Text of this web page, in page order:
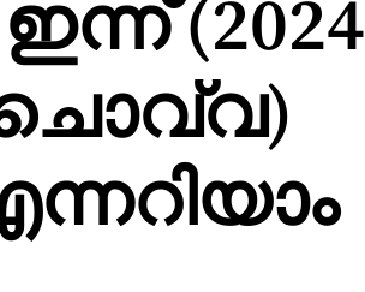
(2024
ചൊവ്വ)